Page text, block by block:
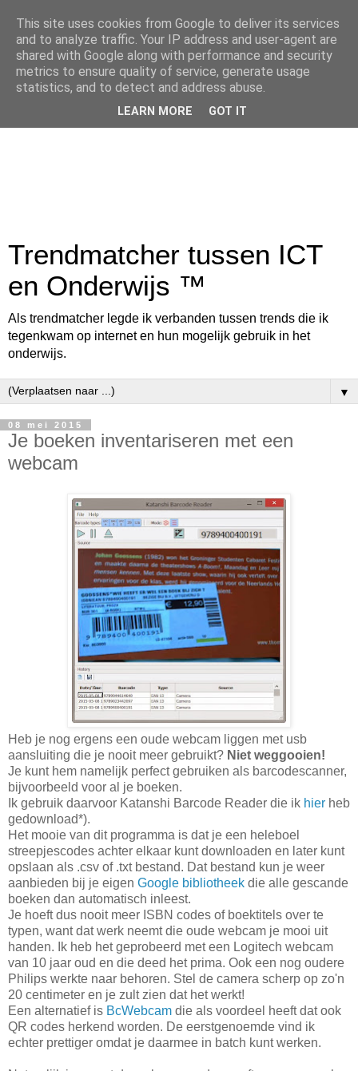
Trendmatcher tussen ICT
en Onderwijs ™
Als trendmatcher legde ik verbanden tussen trends die ik
tegenkwam op internet en hun mogelijk gebruik in het
onderwijs.
▼
08 mei 2015
Je boeken inventariseren met een
webcam
Heb je nog ergens een oude webcam liggen met usb
aansluiting die je nooit meer gebruikt? Niet weggooien!
Je kunt hem namelijk perfect gebruiken als barcodescanner,
bijvoorbeeld voor al je boeken.
Ik gebruik daarvoor Katanshi Barcode Reader die ik hier heb
gedownload*).
Het mooie van dit programma is dat je een heleboel
streepjescodes achter elkaar kunt downloaden en later kunt
opslaan als .csv of .txt bestand. Dat bestand kun je weer
aanbieden bij je eigen Google bibliotheek die alle gescande
boeken dan automatisch inleest.
Je hoeft dus nooit meer ISBN codes of boektitels over te
typen, want dat werk neemt die oude webcam je mooi uit
handen. Ik heb het geprobeerd met een Logitech webcam
van 10 jaar oud en die deed het prima. Ook een nog oudere
Philips werkte naar behoren. Stel de camera scherp op zo'n
20 centimeter en je zult zien dat het werkt!
Een alternatief is BcWebcam die als voordeel heeft dat ook
QR codes herkend worden. De eerstgenoemde vind ik
echter prettiger omdat je daarmee in batch kunt werken.
This site uses cookies from Google to deliver its services
and to analyze traffic. Your IP address and user-agent are
shared with Google along with performance and security
metrics to ensure quality of service, generate usage
statistics, and to detect and address abuse.
LEARN MORE GOT IT